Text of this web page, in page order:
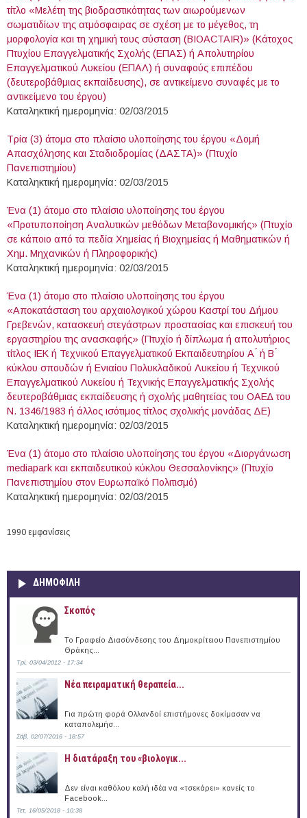
τίτλο «Μελέτη της βιοδραστικότητας των αιωρούμενων
σωματιδίων της ατμόσφαιρας σε σχέση με το μέγεθος, τη
μορφολογία και τη χημική τους σύσταση (BIOACTAIR)» (Κάτοχος
Πτυχίου Επαγγελματικής Σχολής (ΕΠΑΣ) ή Απολυτηρίου
Επαγγελματικού Λυκείου (ΕΠΑΛ) ή συναφούς επιπέδου
(δευτεροβάθμιας εκπαίδευσης), σε αντικείμενο συναφές με το
αντικείμενο του έργου)
Καταληκτική ημερομηνία: 02/03/2015
Τρία (3) άτομα στο πλαίσιο υλοποίησης του έργου «Δομή
Απασχόλησης και Σταδιοδρομίας (ΔΑΣΤΑ)» (Πτυχίο
Πανεπιστημίου)
Καταληκτική ημερομηνία: 02/03/2015
Ένα (1) άτομο στο πλαίσιο υλοποίησης του έργου
«Προτυποποίηση Αναλυτικών μεθόδων Μεταβονομικής» (Πτυχίο
σε κάποιο από τα πεδία Χημείας ή Βιοχημείας ή Μαθηματικών ή
Χημ. Μηχανικών ή Πληροφορικής)
Καταληκτική ημερομηνία: 02/03/2015
Ένα (1) άτομο στο πλαίσιο υλοποίησης του έργου
«Αποκατάσταση του αρχαιολογικού χώρου Καστρί του Δήμου
Γρεβενών, κατασκευή στεγάστρων προστασίας και επισκευή του
εργαστηρίου της ανασκαφής» (Πτυχίο ή δίπλωμα ή απολυτήριος
τίτλος ΙΕΚ ή Τεχνικού Επαγγελματικού Εκπαιδευτηρίου Α ́ ή Β ́
κύκλου σπουδών ή Ενιαίου Πολυκλαδικού Λυκείου ή Τεχνικού
Επαγγελματικού Λυκείου ή Τεχνικής Επαγγελματικής Σχολής
δευτεροβάθμιας εκπαίδευσης ή σχολής μαθητείας του ΟΑΕ∆ του
Ν. 1346/1983 ή άλλος ισότιμος τίτλος σχολικής μονάδας ΔΕ)
Καταληκτική ημερομηνία: 02/03/2015
Ένα (1) άτομο στο πλαίσιο υλοποίησης του έργου «Διοργάνωση
mediapark και εκπαιδευτικού κύκλου Θεσσαλονίκης» (Πτυχίο
Πανεπιστημίου στον Ευρωπαϊκό Πολιτισμό)
Καταληκτική ημερομηνία: 02/03/2015
1990 εμφανίσεις
ΔΗΜΟΦΙΛΗ
Σκοπός
Το Γραφείο Διασύνδεσης του Δημοκρίτειου Πανεπιστημίου
Θράκης...
Τρί, 03/04/2012 - 17:34
Νέα πειραματική θεραπεία...
Για πρώτη φορά Ολλανδοί επιστήμονες δοκίμασαν να
καταπολεμήσ...
Σάβ, 02/07/2016 - 18:57
Η διατάραξη του «βιολογικ...
Δεν είναι καθόλου καλή ιδέα να «τσεκάρει» κανείς το
Facebook...
Τετ, 16/05/2018 - 10:38